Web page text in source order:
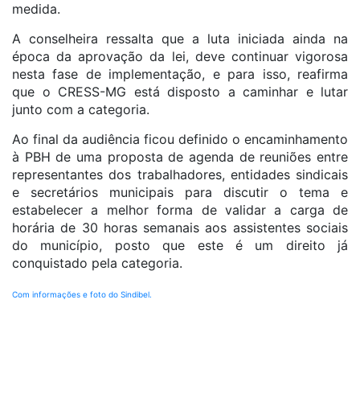
medida.
A conselheira ressalta que a luta iniciada ainda na
época da aprovação da lei, deve continuar vigorosa
nesta fase de implementação, e para isso, reafirma
que o CRESS-MG está disposto a caminhar e lutar
junto com a categoria.
Ao final da audiência ficou definido o encaminhamento
à PBH de uma proposta de agenda de reuniões entre
representantes dos trabalhadores, entidades sindicais
e secretários municipais para discutir o tema e
estabelecer a melhor forma de validar a carga de
horária de 30 horas semanais aos assistentes sociais
do município, posto que este é um direito já
conquistado pela categoria.
Com informações e foto do Sindibel.